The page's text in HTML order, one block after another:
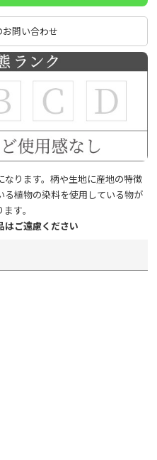
問い合わせ
ります。柄や生地に産地の特徴
る植物の染料を使用している物が
す｡
はご遠慮ください